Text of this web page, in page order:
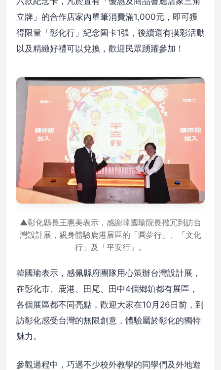
立牌」的合作店家內單筆消費滿1,000元，即可獲
得限量「彰化行」紀念圖卡1張，後續還有摸彩活動
以及精緻好禮可以兌換，歡迎民眾踴躍參加！
▲彰化縣長王惠美表示，感謝韓國瑜院長撥冗到訪台
灣設計展，親身體驗鹿港展區的「圓夢行」、「文化
行」及「平安行」。
韓國瑜表示，感佩縣府團隊用心策辦台灣設計展，
在彰化市、鹿港、田尾、田中4個鄉鎮都有展區，
各個展區都不同亮點，歡迎大家在10月26日前，到
訪彰化感受台灣的無限創意，體驗屬於彰化的獨特
魅力。
參觀過程中，巧遇不少校外教學的同學們及外地遊